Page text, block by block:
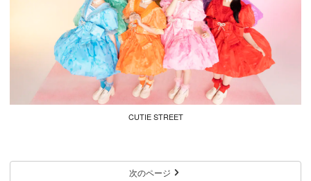
CUTIE STREET
次のページ